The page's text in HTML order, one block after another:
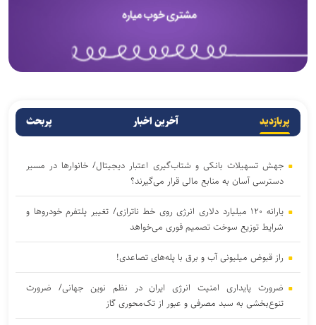
پربازدید آخرین اخبار پربحث
جهش تسهیلات بانکی و شتاب‌گیری اعتبار دیجیتال/ خانوار‌ها در مسیر
دسترسی آسان‌ به منابع مالی قرار می‌گیرند؟
یارانه ۱۲۰ میلیارد دلاری انرژی روی خط ناترازی/ تغییر پلتفرم خودروها و
شرایط توزیع سوخت تصمیم فوری می‌خواهد
راز قبوض میلیونی آب و برق با پله‌های تصاعدی!
ضرورت پایداری امنیت انرژی ایران در نظم نوین جهانی/ ضرورت
تنوع‌بخشی به سبد مصرفی و عبور از تک‌محوری گاز